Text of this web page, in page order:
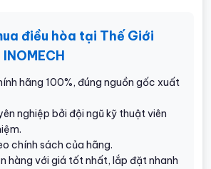
điều hòa tại Thế Giới
hãng 100%, đúng nguồn gốc xuất
nghiệp bởi đội ngũ kỹ thuật viên
chính sách của hãng.
hàng với giá tốt nhất, lắp đặt nhanh